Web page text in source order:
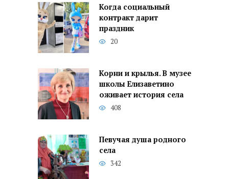
Когда социальный
контракт дарит
праздник
20
Корни и крылья. В музее
школы Елизаветино
оживает история села
408
Певучая душа родного
села
342